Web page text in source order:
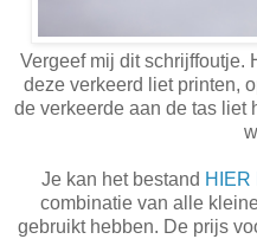
Vergeef mij dit schrijffoutje.
deze verkeerd liet printen,
de verkeerde aan de tas liet
Je kan het bestand HIER
combinatie van alle
gebruikt hebben. De prijs